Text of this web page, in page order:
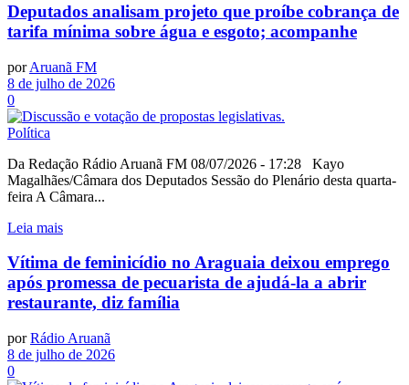
Deputados analisam projeto que proíbe cobrança de
tarifa mínima sobre água e esgoto; acompanhe
por Aruanã FM
8 de julho de 2026
0
Política
Da Redação Rádio Aruanã FM 08/07/2026 - 17:28 Kayo
Magalhães/Câmara dos Deputados Sessão do Plenário desta quarta-
feira A Câmara...
Leia mais
Vítima de feminicídio no Araguaia deixou emprego
após promessa de pecuarista de ajudá-la a abrir
restaurante, diz família
por Rádio Aruanã
8 de julho de 2026
0